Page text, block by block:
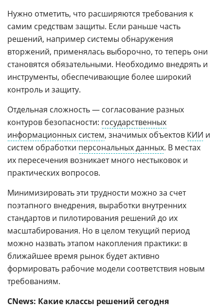
Нужно отметить, что расширяются требования к
самим средствам защиты. Если раньше часть
решений, например системы обнаружения
вторжений, применялась выборочно, то теперь они
становятся обязательными. Необходимо внедрять и
инструменты, обеспечивающие более широкий
контроль и защиту.
Отдельная сложность — согласование разных
контуров безопасности: государственных
информационных систем, значимых объектов КИИ и
систем обработки персональных данных. В местах
их пересечения возникает много нестыковок и
практических вопросов.
Минимизировать эти трудности можно за счет
поэтапного внедрения, выработки внутренних
стандартов и пилотирования решений до их
масштабирования. Но в целом текущий период
можно назвать этапом накопления практики: в
ближайшее время рынок будет активно
формировать рабочие модели соответствия новым
требованиям.
CNews: Какие классы решений сегодня